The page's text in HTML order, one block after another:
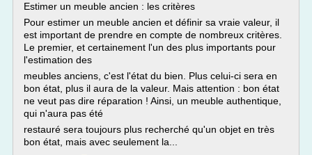
Estimer un meuble ancien : les critères
Pour estimer un meuble ancien et définir sa vraie valeur, il
est important de prendre en compte de nombreux critères.
Le premier, et certainement l'un des plus importants pour
l'estimation des
meubles anciens, c'est l'état du bien. Plus celui-ci sera en
bon état, plus il aura de la valeur. Mais attention : bon état
ne veut pas dire réparation ! Ainsi, un meuble authentique,
qui n'aura pas été
restauré sera toujours plus recherché qu'un objet en très
bon état, mais avec seulement la...